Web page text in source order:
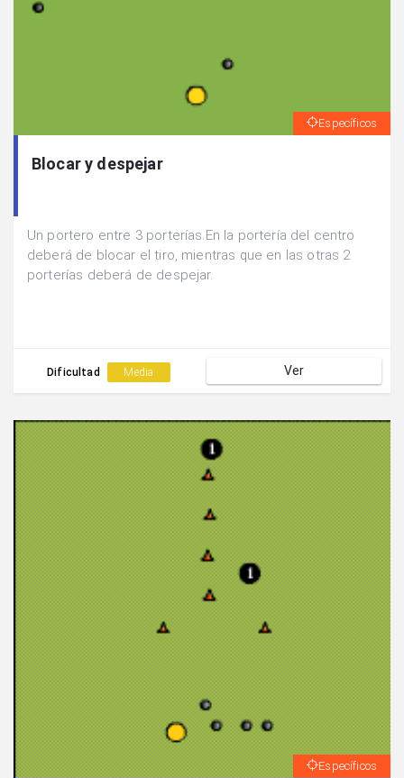
Específicos
Blocar y despejar
Un portero entre 3 porterías.En la portería del centro
deberá de blocar el tiro, mientras que en las otras 2
porterías deberá de despejar.
Dificultad Media Ver
Específicos